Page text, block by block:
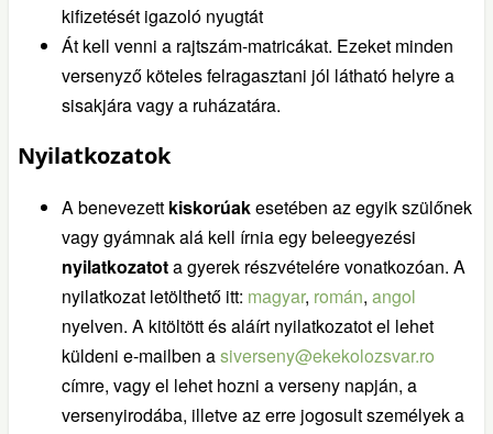
kifizetését igazoló nyugtát
Át kell venni a rajtszám-matricákat. Ezeket minden
versenyző köteles felragasztani jól látható helyre a
sisakjára vagy a ruházatára.
Nyilatkozatok
A benevezett kiskorúakesetében az egyik szülőnek
vagy gyámnak alá kell írnia egy beleegyezési
nyilatkozatota gyerek részvételére vonatkozóan. A
nyilatkozat letölthető itt: magyar, román, angol
nyelven. A kitöltött és aláírt nyilatkozatot el lehet
küldeni e-mailben asiverseny@ekekolozsvar.ro
címre, vagy el lehet hozni a verseny napján, a
versenyirodába, illetve az erre jogosult személyek a